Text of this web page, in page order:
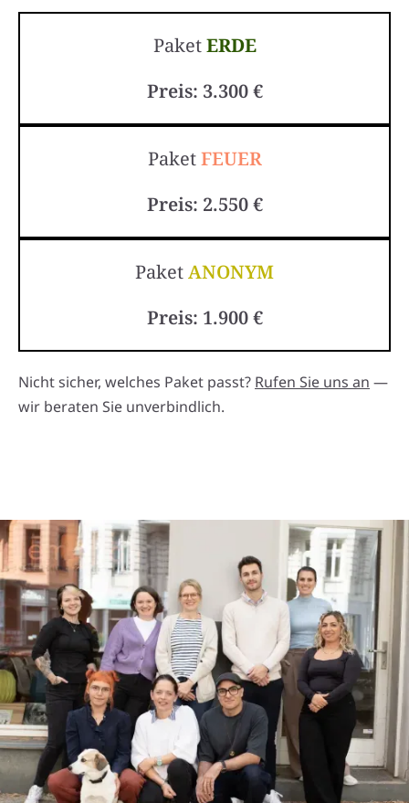
PaketERDE
Preis: 3.300 €
PaketFEUER
Preis: 2.550 €
PaketANONYM
Preis: 1.900 €
Nicht sicher, welches Paket passt? Rufen Sie uns an —
wir beraten Sie unverbindlich.